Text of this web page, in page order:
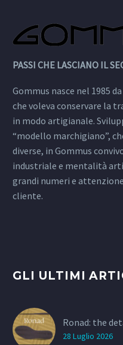
PASSI CHE LASCIANO IL
Gommus nasce nel 1985
che voleva conservare la
in modo artigianale.
“modello marchigiano”,
diverse, in Gommus
industriale e mentalità
grandi numeri e
cliente.
GLI ULTIMI
Ronad: the
28 Luglio 2026